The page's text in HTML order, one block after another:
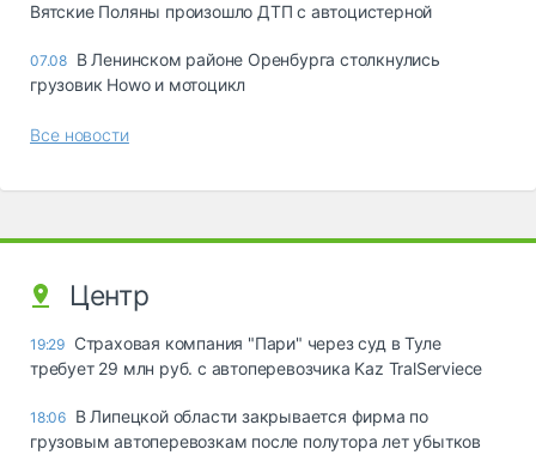
Вятские Поляны произошло ДТП с автоцистерной
07.08 В Ленинском районе Оренбурга столкнулись
грузовик Howo и мотоцикл
Все новости
Центр
19:29 Страховая компания "Пари" через суд в Туле
требует 29 млн руб. с автоперевозчика Kaz TralServiece
18:06 В Липецкой области закрывается фирма по
грузовым автоперевозкам после полутора лет убытков